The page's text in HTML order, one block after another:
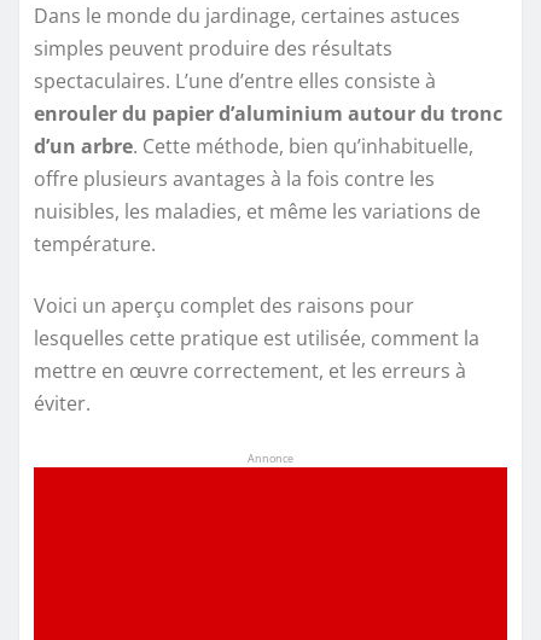
Dans le monde du jardinage, certaines astuces
simples peuvent produire des résultats
spectaculaires. L’une d’entre elles consiste à
enrouler du papier d’aluminium autour du tronc
d’un arbre. Cette méthode, bien qu’inhabituelle,
offre plusieurs avantages à la fois contre les
nuisibles, les maladies, et même les variations de
température.
Voici un aperçu complet des raisons pour
lesquelles cette pratique est utilisée, comment la
mettre en œuvre correctement, et les erreurs à
éviter.
Annonce